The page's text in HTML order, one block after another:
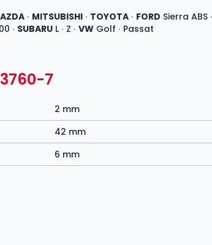
∙ MITSUBISHI ∙ TOYOTA ∙ FORD Sierra
∙ SUBARU L ∙ Z ∙ VW Golf ∙ Passat
7
2 mm
42 mm
6 mm